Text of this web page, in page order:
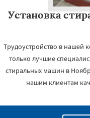
Установка
Трудоустройство в нашей
только лучшие
стиральных машин в
нашим клиентам